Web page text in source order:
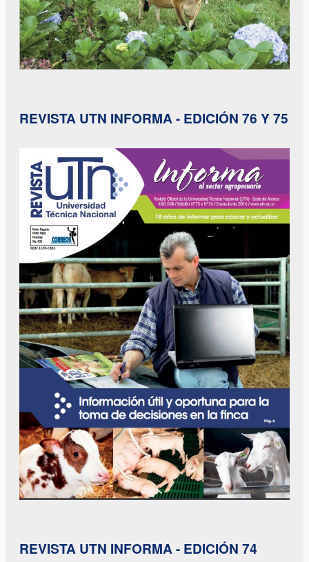
REVISTA UTN INFORMA - EDICIÓN 76 Y 75
REVISTA UTN INFORMA - EDICIÓN 74